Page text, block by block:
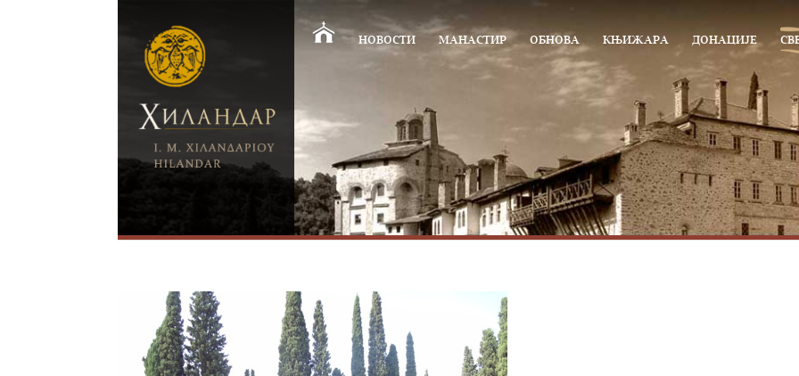
НОВОСТИ МАНАСТИР ОБНОВА КЊИЖАРА ДОНАЦИЈЕ